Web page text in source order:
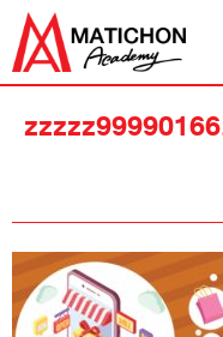
Skip
content